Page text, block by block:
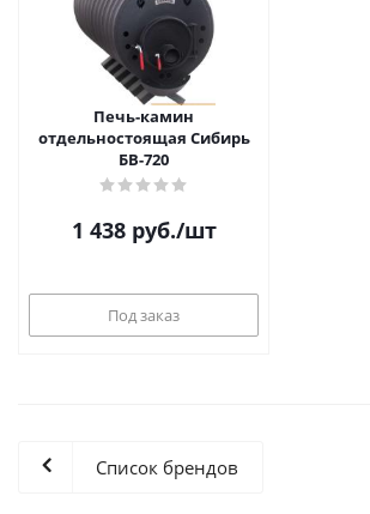
Печь-камин
отдельностоящая Сибирь
БВ-720
1 438руб./шт
Под заказ
Список брендов